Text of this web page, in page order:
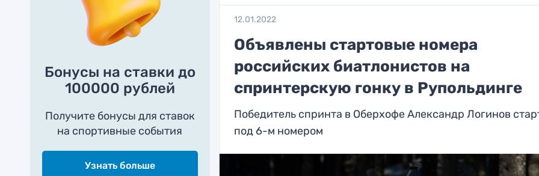
Бонусы на ставки до
100000 рублей
Получите бонусы для ставок
на спортивные события
Узнать больше
12.01.2022
Объявлены стартовые номера
российских биатлонистов на
спринтерскую гонку в Рупольдинге
Победитель спринта в Оберхофе Александр Логинов
под 6-м номером